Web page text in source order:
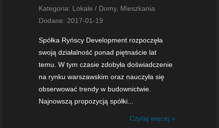
Kategoria: Lokale / Domy, Mieszkania
Dodane: 2017-01-19
Spółka Ryńscy Development rozpoczęła
swoją działalność ponad piętnaście lat
temu. W tym czasie zdobyła doświadczenie
na rynku warszawskim oraz nauczyła się
obserwować trendy w budownictwie.
Najnowszą propozycją spółki...
Czytaj więcej »